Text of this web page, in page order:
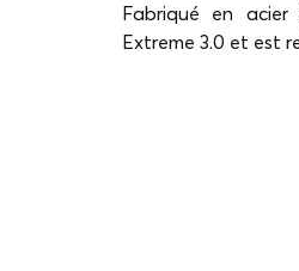
Fabriqué en
Extreme 3.0 et est